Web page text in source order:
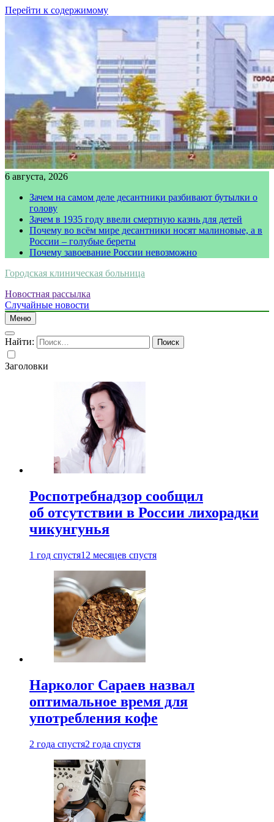
Перейти к содержимому
6 августа, 2026
Зачем на самом деле десантники разбивают бутылки о
голову
Зачем в 1935 году ввели смертную казнь для детей
Почему во всём мире десантники носят малиновые, а в
России – голубые береты
Почему завоевание России невозможно
Городская клиническая больница
Новостная рассылка
Случайные новости
Меню
Найти:
Заголовки
Роспотребнадзор сообщил
об отсутствии в России лихорадки
чикунгунья
1 год спустя12 месяцев спустя
Нарколог Сараев назвал
оптимальное время для
употребления кофе
2 года спустя2 года спустя